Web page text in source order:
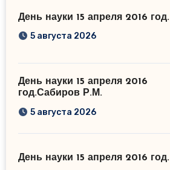
День науки 15 апреля 2016 год.
5 августа 2026
День науки 15 апреля 2016
год.Сабиров Р.М.
5 августа 2026
День науки 15 апреля 2016 год.